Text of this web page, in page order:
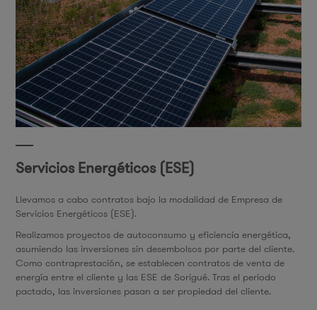
Servicios Energéticos (ESE)
Llevamos a cabo contratos bajo la modalidad de Empresa de
Servicios Energéticos (ESE).
Realizamos proyectos de autoconsumo y eficiencia energética,
asumiendo las inversiones sin desembolsos por parte del cliente.
Como contraprestación, se establecen contratos de venta de
energía entre el cliente y las ESE de Sorigué. Tras el periodo
pactado, las inversiones pasan a ser propiedad del cliente.